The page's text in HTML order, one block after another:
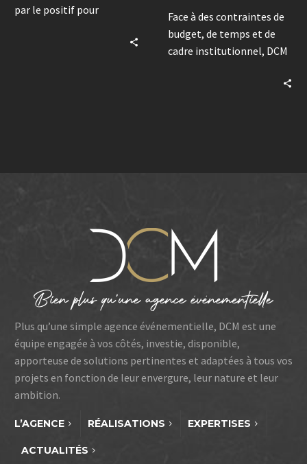
par le positif pour
Face à des contraintes de
budget, de temps et de
cadre institutionnel, DCM
aménagement éphémère
l’agence à saisir les
opportunités dans des
environnements
Plus qu’une simple agence événementielle, DCM est une
équipe engagée à vos côtés, investie, disponible,
apporteuse de solutions pertinentes et adaptées à tous vos
projets en fonction de leur envergure, leur nature et leur
ambition.
L’AGENCE RÉALISATIONS EXPERTISES
ACTUALITÉS